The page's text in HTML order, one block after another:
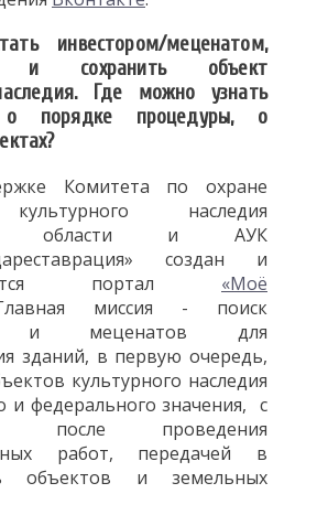
инвестором/меценатом,
и сохранить объект
Где можно узнать
о порядке процедуры, о
Комитета по охране
наследия
области и АУК
создан и
портал «Моё
миссия - поиск
и меценатов для
зданий, в первую очередь,
культурного наследия
и федерального значения, с
после проведения
работ, передачей в
объектов и земельных